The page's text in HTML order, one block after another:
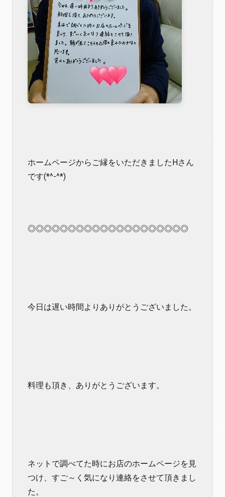
ホームページからご縁をいただきましたHさん
です(*^-^*)
◎◎◎◎◎◎◎◎◎◎◎◎◎◎◎◎◎◎◎◎
今日は遅い時間よりありがとうございました。
料理も頂き、ありがとうございます。
ネットで調べてた時にお店のホームページを見
つけ、すご～く気になり連絡をさせて頂きまし
た。